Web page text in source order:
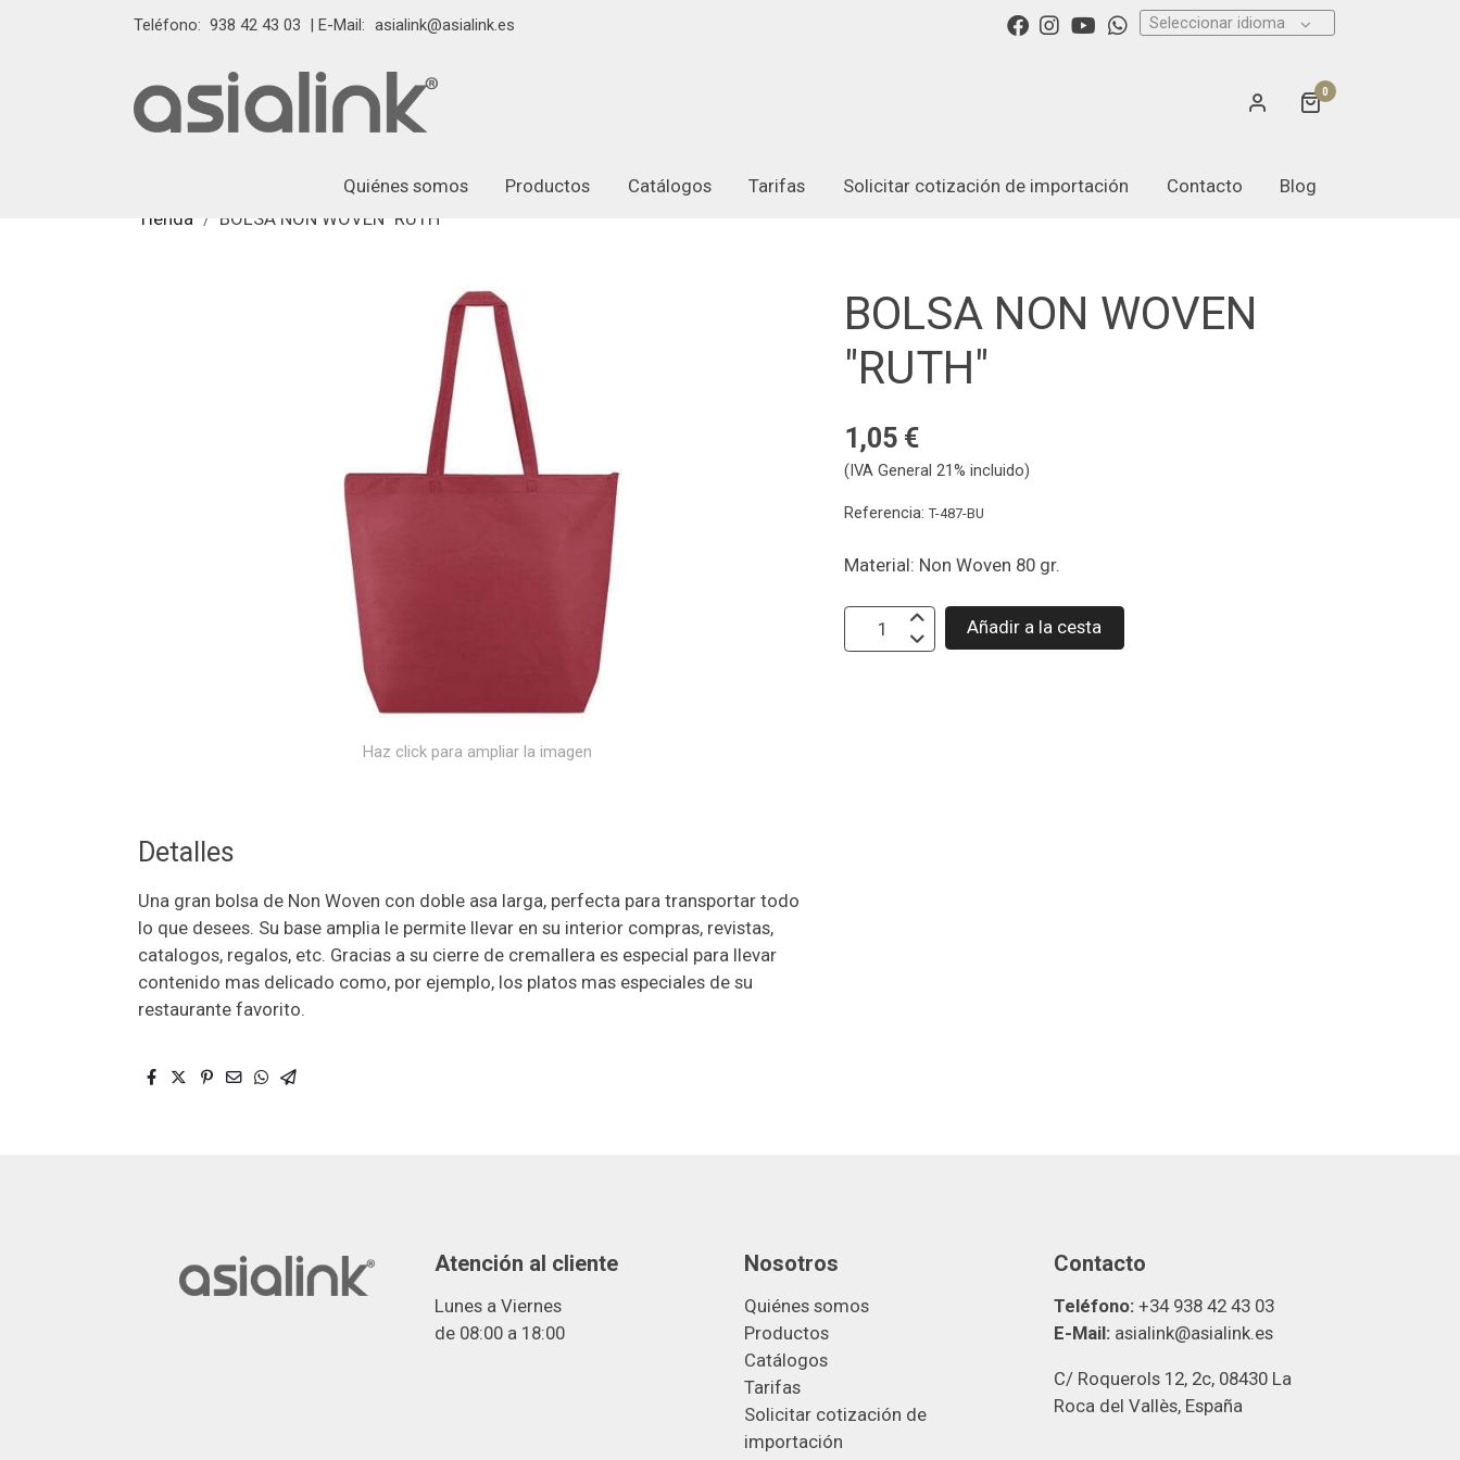
Teléfono: 938 42 43 03 | E-Mail: asialink@asialink.es Seleccionar idioma
0
Quiénes somos Productos Catálogos Tarifas Solicitar cotización de importación Contacto
Blog
Tienda
BOLSA NON WOVEN "RUTH"
Haz click para ampliar la imagen
Detalles
Una gran bolsa de Non Woven con doble asa larga, perfecta para transportar todo
lo que desees. Su base amplia le permite llevar en su interior compras, revistas,
catalogos, regalos, etc. Gracias a su cierre de cremallera es especial para llevar
contenido mas delicado como, por ejemplo, los platos mas especiales de su
restaurante favorito.
BOLSA NON WOVEN
"RUTH"
1,05 €
(IVA General 21% incluido)
Referencia:T-487-BU
Material: Non Woven 80 gr.
Añadir a la cesta
Atención al cliente
Lunes a Viernes
de 08:00 a 18:00
Nosotros
Quiénes somos
Productos
Catálogos
Tarifas
Solicitar cotización de
importación
Contacto
Teléfono: +34 938 42 43 03
E-Mail: asialink@asialink.es
C/ Roquerols 12, 2c, 08430 La
Roca del Vallès, España